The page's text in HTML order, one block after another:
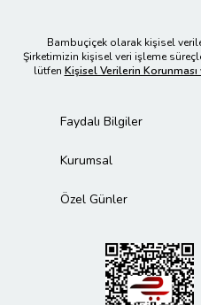
Bambuçiçek olarak kişisel
Şirketimizin kişisel veri işleme
lütfen Kişisel Verilerin
Faydalı Bilgiler
Kurumsal
Özel Günler